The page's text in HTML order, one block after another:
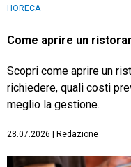
HORECA
Come aprire un
Scopri come aprire un
richiedere, quali costi
meglio la gestione.
28.07.2026 Redazione